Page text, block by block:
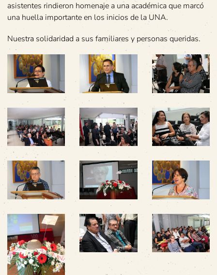
asistentes rindieron homenaje a una académica que marcó
una huella importante en los inicios de la UNA.
Nuestra solidaridad a sus familiares y personas queridas.